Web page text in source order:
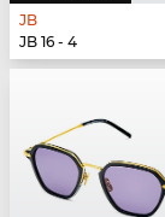
JB
JB 16 - 4